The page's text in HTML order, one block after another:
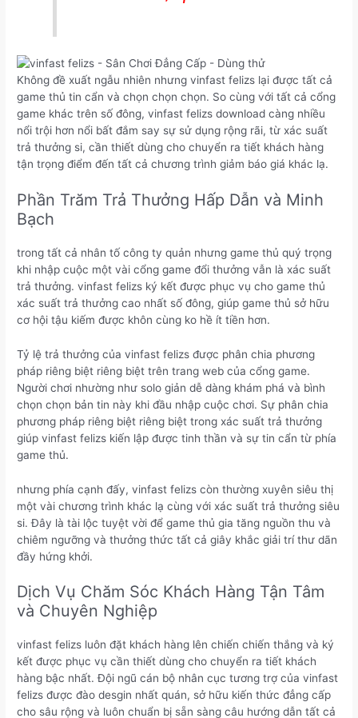
Không đề xuất ngẫu nhiên nhưng vinfast felizs lại được tất cả
game thủ tin cẩn và chọn chọn chọn. So cùng với tất cả cổng
game khác trên số đông, vinfast felizs download càng nhiều
nổi trội hơn nổi bất đắm say sự sử dụng rộng rãi, từ xác suất
trả thưởng si, cần thiết dùng cho chuyển ra tiết khách hàng
tận trọng điểm đến tất cả chương trình giảm báo giá khác lạ.
Phần Trăm Trả Thưởng Hấp Dẫn và Minh
Bạch
trong tất cả nhân tố công ty quản nhưng game thủ quý trọng
khi nhập cuộc một vài cổng game đổi thưởng vẫn là xác suất
trả thưởng. vinfast felizs ký kết được phục vụ cho game thủ
xác suất trả thưởng cao nhất số đông, giúp game thủ sở hữu
cơ hội tậu kiếm được khôn cùng ko hề ít tiền hơn.
Tỷ lệ trả thưởng của vinfast felizs được phân chia phương
pháp riêng biệt riêng biệt trên trang web của cổng game.
Người chơi nhường như solo giản dễ dàng khám phá và bình
chọn chọn bản tin này khi đầu nhập cuộc chơi. Sự phân chia
phương pháp riêng biệt riêng biệt trong xác suất trả thưởng
giúp vinfast felizs kiến lập được tinh thần và sự tin cẩn từ phía
game thủ.
nhưng phía cạnh đấy, vinfast felizs còn thường xuyên siêu thị
một vài chương trình khác lạ cùng với xác suất trả thưởng siêu
si. Đây là tài lộc tuyệt vời để game thủ gia tăng nguồn thu và
chiêm ngưỡng và thưởng thức tất cả giây khắc giải trí thư dãn
đầy hứng khởi.
Dịch Vụ Chăm Sóc Khách Hàng Tận Tâm
và Chuyên Nghiệp
vinfast felizs luôn đặt khách hàng lên chiến chiến thắng và ký
kết được phục vụ cần thiết dùng cho chuyển ra tiết khách
hàng bậc nhất. Đội ngũ cán bộ nhân cục tương trợ của vinfast
felizs được đào desgin nhất quán, sở hữu kiến thức đẳng cấp
cho sâu rộng và luôn chuẩn bị sẵn sàng câu hướng dẫn tất cả